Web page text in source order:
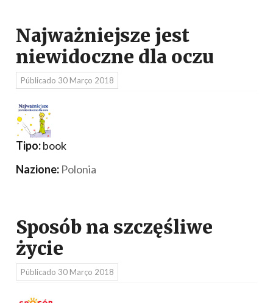
Najważniejsze jest
niewidoczne dla oczu
Públicado 30 Março 2018
Tipo:book
Nazione: Polonia
Sposób na szczęśliwe
życie
Públicado 30 Março 2018